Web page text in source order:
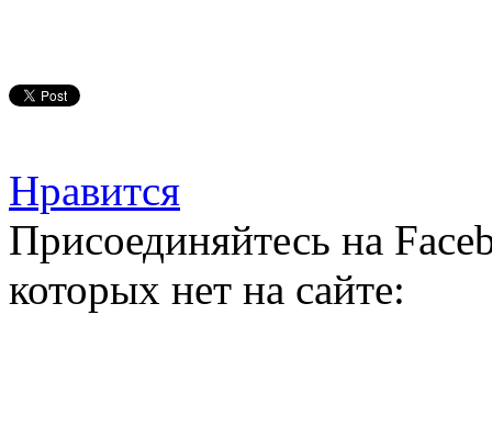
Нравится
Присоединяйтесь на
которых нет на сайте: